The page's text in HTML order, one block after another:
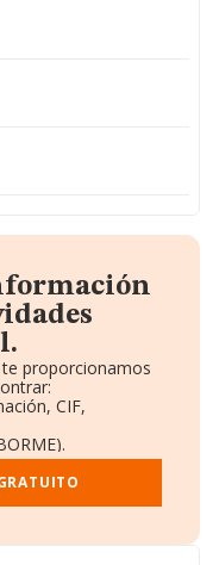
proporcionamos
CIF,
Empleados.